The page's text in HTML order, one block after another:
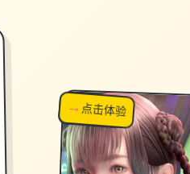
↗超棒！
→点击体验